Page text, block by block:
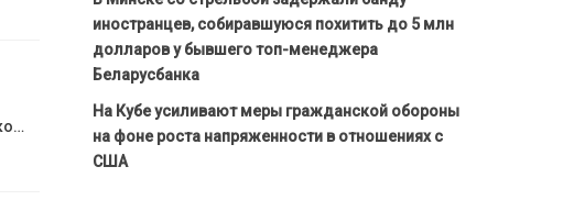
иностранцев, собиравшуюся похитить до 5 млн
долларов у бывшего топ-менеджера
Беларусбанка
На Кубе усиливают меры гражданской обороны
на фоне роста напряженности в отношениях с
США